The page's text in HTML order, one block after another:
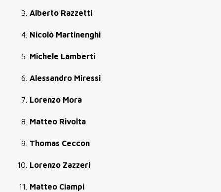
Alberto Razzetti
Nicolò Martinenghi
Michele Lamberti
Alessandro Miressi
Lorenzo Mora
Matteo Rivolta
Thomas Ceccon
Lorenzo Zazzeri
Matteo Ciampi